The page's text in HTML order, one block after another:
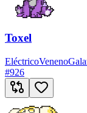
Toxel
EléctricoVeneno
#926